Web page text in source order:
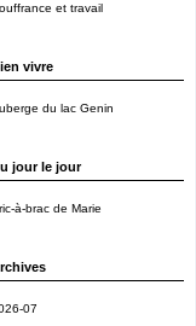
et travail
vivre
du lac Genin
jour le jour
à-brac de Marie
07